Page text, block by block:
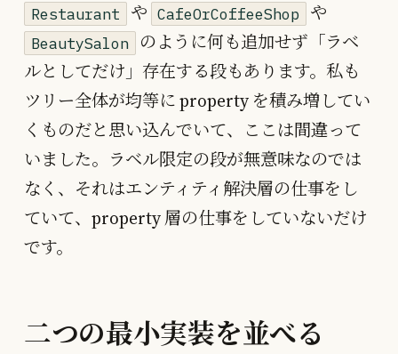
Restaurant や CafeOrCoffeeShop や
BeautySalon
のように何も追加せず「ラベ
ルとしてだけ」存在する段もあります。私も
ツリー全体が均等に property を積み増してい
くものだと思い込んでいて、ここは間違って
いました。ラベル限定の段が無意味なのでは
なく、それはエンティティ解決層の仕事をし
ていて、property 層の仕事をしていないだけ
です。
二つの最小実装を並べる